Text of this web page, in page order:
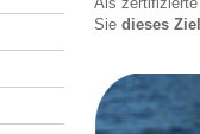
Sie dieses